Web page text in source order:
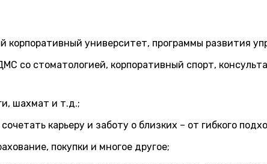
университет, программы развития
со стоматологией, корпоративный спорт,
шахмат и т.д.;
карьеру и заботу о близких – от гибкого
покупки и многое другое;